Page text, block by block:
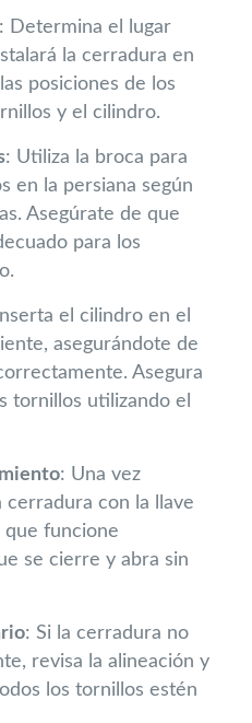
: Determina el lugar
la cerradura en
posiciones de los
y el cilindro.
: Utiliza la broca para
en la persiana según
Asegúrate de que
para los
el cilindro en el
asegurándote de
Asegura
tornillos utilizando el
: Una vez
cerradura con la llave
que funcione
se cierre y abra sin
: Si la cerradura no
revisa la alineación y
los tornillos estén